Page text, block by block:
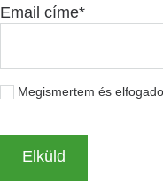
Email címe
Megismertem és